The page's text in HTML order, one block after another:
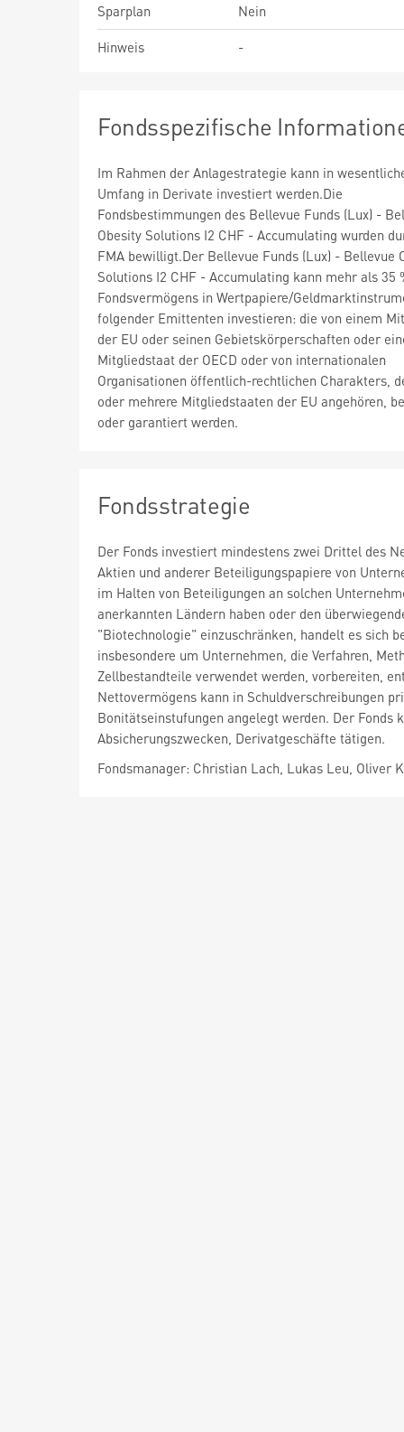
Sparplan
Nein
Hinweis
-
Fondsspezifische
Im Rahmen der Anlagestrategie kann in
Umfang in Derivate investiert werden.Die
Fondsbestimmungen des Bellevue Funds (Lux) -
Obesity Solutions I2 CHF - Accumulating wurden
FMA bewilligt.Der Bellevue Funds (Lux) - Bellevue
Solutions I2 CHF - Accumulating kann mehr als 35
Fondsvermögens in Wertpapiere/
folgender Emittenten investieren: die von einem
der EU oder seinen Gebietskörperschaften oder
Mitgliedstaat der OECD oder von internationalen
Organisationen öffentlich-rechtlichen Charakters,
oder mehrere Mitgliedstaaten der EU angehören,
oder garantiert werden.
Fondsstrategie
Der Fonds investiert mindestens zwei Drittel des
Aktien und anderer Beteiligungspapiere von
im Halten von Beteiligungen an solchen
anerkannten Ländern haben oder den
"Biotechnologie" einzuschränken, handelt es sich
insbesondere um Unternehmen, die Verfahren,
Zellbestandteile verwendet werden, vorbereiten,
Nettovermögens kann in Schuldverschreibungen
Bonitätseinstufungen angelegt werden. Der
Absicherungszwecken, Derivatgeschäfte tätigen.
Fondsmanager: Christian Lach, Lukas Leu, Oliver